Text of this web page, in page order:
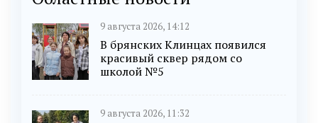
9 августа 2026, 14:12
В брянских Клинцах появился
красивый сквер рядом со
школой №5
9 августа 2026, 11:32